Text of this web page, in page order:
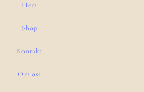
Hem
Shop
Kontakt
Om oss